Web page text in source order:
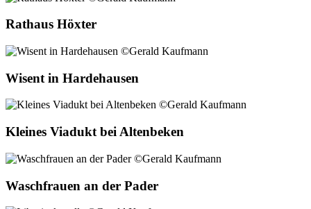
Rathaus Höxter
Wisent in Hardehausen
Kleines Viadukt bei Altenbeken
Waschfrauen an der Pader